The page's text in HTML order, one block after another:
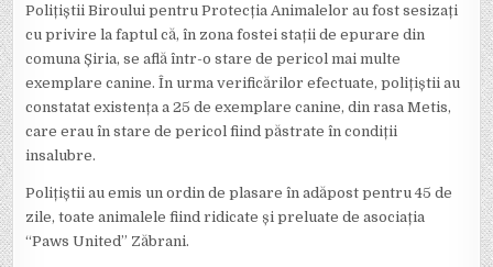
Polițiștii Biroului pentru Protecția Animalelor au fost sesizați
cu privire la faptul că, în zona fostei stații de epurare din
comuna Șiria, se află într-o stare de pericol mai multe
exemplare canine. În urma verificărilor efectuate, polițiștii au
constatat existența a 25 de exemplare canine, din rasa Metis,
care erau în stare de pericol fiind păstrate în condiții
insalubre.
Polițiștii au emis un ordin de plasare în adăpost pentru 45 de
zile, toate animalele fiind ridicate și preluate de asociația
“Paws United” Zăbrani.